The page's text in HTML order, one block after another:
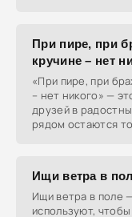
При пире, при
кручине – нет
«При пире, при
– нет никого» —
друзей в
рядом остаются
Ищи ветра в
Ищи ветра в поле
используют,